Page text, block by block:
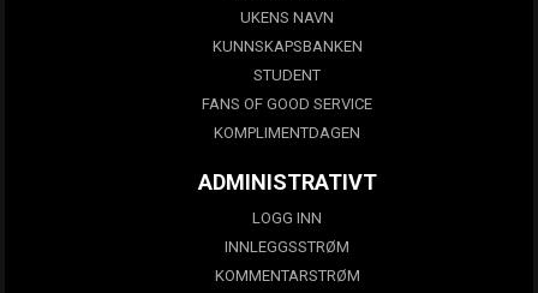
UKENS NAVN
KUNNSKAPSBANKEN
STUDENT
FANS OF GOOD SERVICE
KOMPLIMENTDAGEN
ADMINISTRATIVT
LOGG INN
INNLEGGSSTRØM
KOMMENTARSTRØM